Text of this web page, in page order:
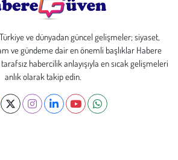
ve dünyadan güncel gelişmeler; siyaset,
ve gündeme dair en önemli başlıklar Habere
tarafsız habercilik anlayışıyla en sıcak gelişmeleri
anlık olarak takip edin.